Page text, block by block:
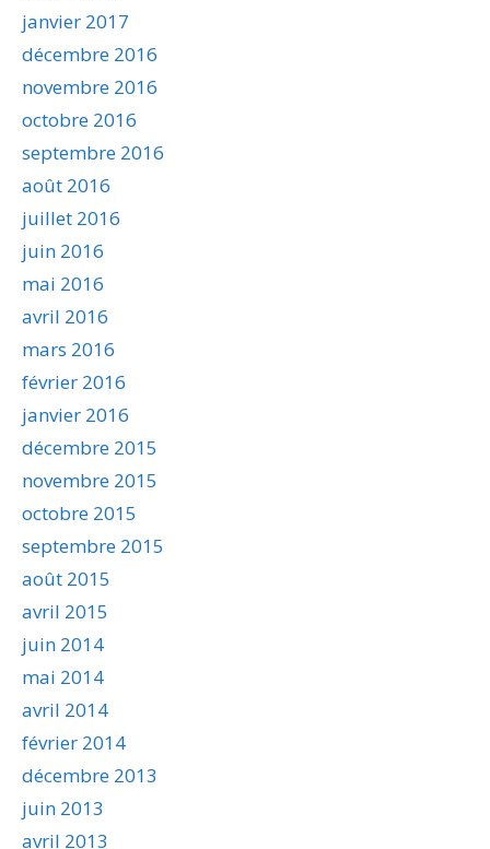
janvier 2017
décembre 2016
novembre 2016
octobre 2016
septembre 2016
août 2016
juillet 2016
juin 2016
mai 2016
avril 2016
mars 2016
février 2016
janvier 2016
décembre 2015
novembre 2015
octobre 2015
septembre 2015
août 2015
avril 2015
juin 2014
mai 2014
avril 2014
février 2014
décembre 2013
juin 2013
avril 2013